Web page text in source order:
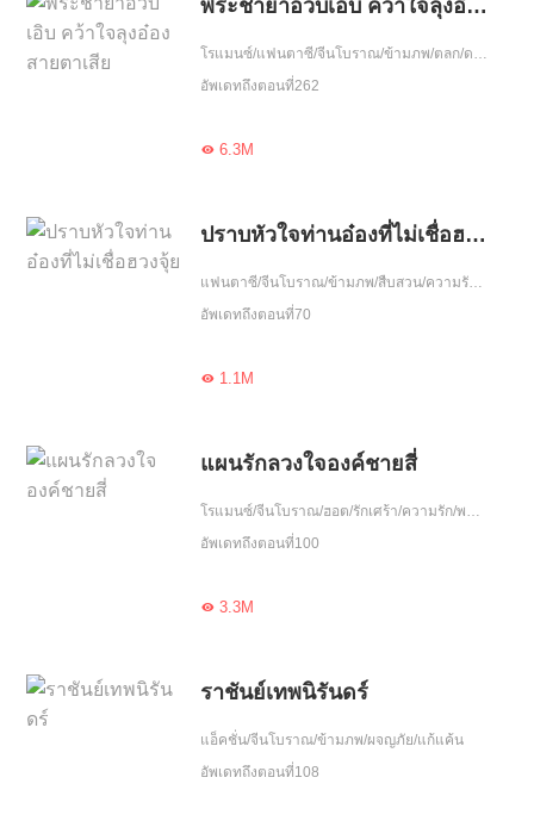
พระชายาอวบเอิบ คว้าใจลุงอ๋องสายตาเสีย
โรแมนซ์/แฟนตาซี/จีนโบราณ/ข้ามภพ/ตลก/ดราม่า/แก้แค้น/ฮอต/โลกลึกลับ/ฝ่าอุปสรรค/รักหวานฉ่ำ/ความรัก/รักเดียวใจเดียว
อัพเดทถึงตอนที่262
6.3M
ปราบหัวใจท่านอ๋องที่ไม่เชื่อฮวงจุ้ย
แฟนตาซี/จีนโบราณ/ข้ามภพ/สืบสวน/ความรัก/จบ
อัพเดทถึงตอนที่70
1.1M
แผนรักลวงใจองค์ชายสี่
โรแมนซ์/จีนโบราณ/ฮอต/รักเศร้า/ความรัก/พบกันอีกครั้ง/จบ
อัพเดทถึงตอนที่100
3.3M
ราชันย์เทพนิรันดร์
แอ็คชั่น/จีนโบราณ/ข้ามภพ/ผจญภัย/แก้แค้น
อัพเดทถึงตอนที่108